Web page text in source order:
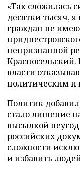
«Так сложилась
десятки тысяч,
граждан не
непризнанной
Красносельский.
власти
политическим
Политик
стало лишение
высылкой
российских
сложности
и избавить